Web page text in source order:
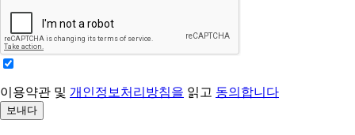
이용약관 및 개인정보처리방침을 읽고 동의합니다
보내다